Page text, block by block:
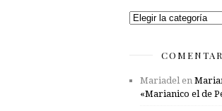
Categorías
Mariadel en
«Marianico el de